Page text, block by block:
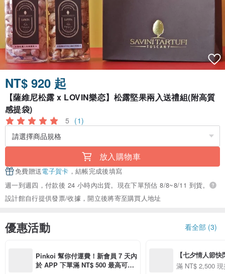
NT$ 920 起
【薩維尼松露 x LOVIN樂恋】松露堅果兩入送禮組(附高質
感提袋)
5 (1)
放入購物車
免費贈送電子賀卡 ，結帳完成後填寫
週一到週四，付款後 24 小時內出貨。現在下單預估 8/8~8/11 到貨。
設計館自行提供發票/收據，開立後將寄至購買人地址
優惠活動 看全部 (3)
Pinkoi 幫你付運費！新會員 7 天內
於 APP 下單滿 NT$ 500 最高可折
【七夕情人節
用 APP 購買任
滿 NT$ 2,500